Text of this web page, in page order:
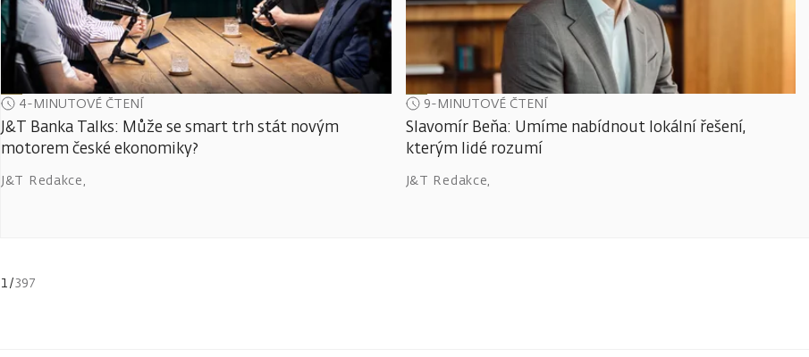
4-MINUTOVÉ ČTENÍ
J&T Banka Talks: Může se smart trh stát novým
motorem české ekonomiky?
J&T Redakce,
9-MINUTOVÉ ČTENÍ
Slavomír Beňa: Umíme nabídnout lokální řešení,
kterým lidé rozumí
J&T Redakce,
1/397